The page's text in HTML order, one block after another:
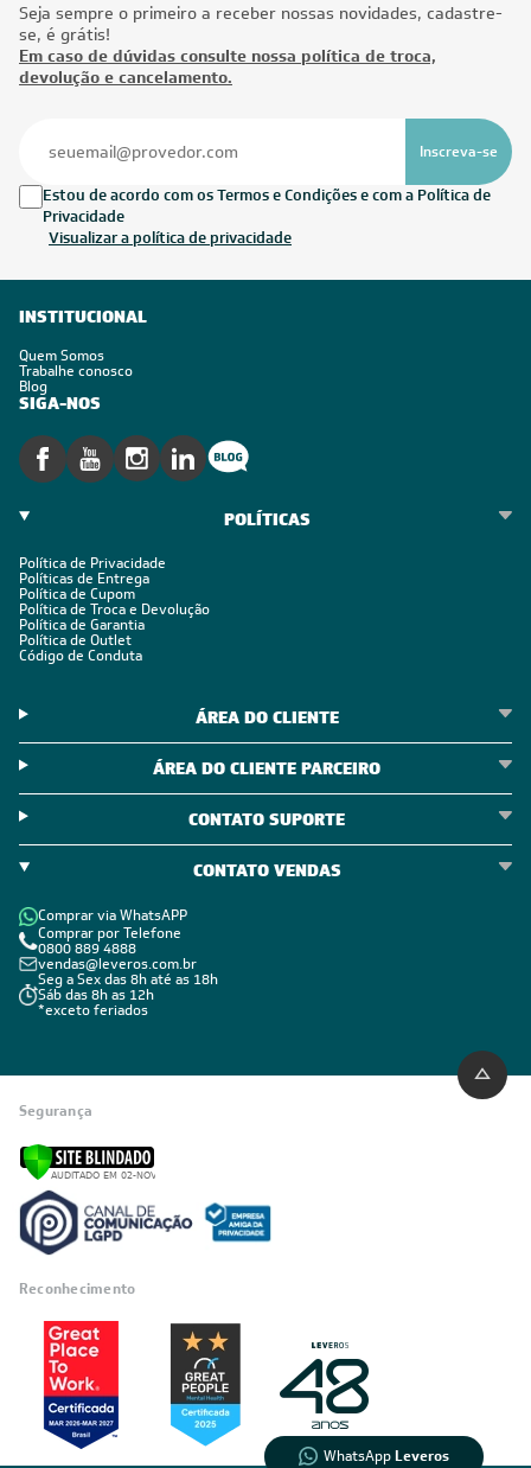
Seja sempre o primeiro a receber nossas novidades, cadastre-
se, é grátis!
Em caso de dúvidas consulte nossa política de troca,
devolução e cancelamento.
Inscreva-se
Estou de acordo com os Termos e Condições e com a Política de
Privacidade
Visualizar a política de privacidade
INSTITUCIONAL
Quem Somos
Trabalhe conosco
Blog
SIGA-NOS
POLÍTICAS
Política de Privacidade
Políticas de Entrega
Política de Cupom
Política de Troca e Devolução
Política de Garantia
Política de Outlet
Código de Conduta
ÁREA DO CLIENTE
ÁREA DO CLIENTE PARCEIRO
CONTATO SUPORTE
CONTATO VENDAS
Comprar via WhatsAPP
Comprar por Telefone
0800 889 4888
vendas@leveros.com.br
Seg a Sex das 8h até as 18h
Sáb das 8h as 12h
*exceto feriados
Segurança
Reconhecimento
WhatsAppLeveros
Compre pelo
WhatsApp